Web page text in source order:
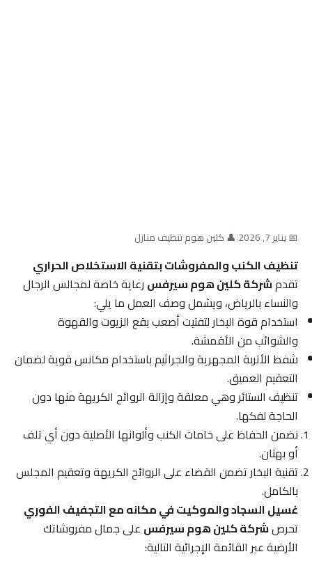
📅 يناير 7, 2026 |👤 كلين هوم تنظيف منازل
تنظيف الكنب والمفروشات بتقنية الاستخلاص الحراري
تقدمشركة كلين هوم سيرفسرعاية خاصة لمجالس الرجال
والنساء بالرياض، ويشمل وصف العمل ما يلي:
استخدام قوة البخار لتفتيت أصعب بقع الزيوت والقهوة
والشوائب من الأقمشة.
شفط الأتربة المجهرية والجراثيم باستخدام مكانس قوية لضمان
التعقيم العميق.
تنظيف الستائر وهي معلقة وإزالة الروائح الكريهة منها دون
الحاجة لفكها.
نضمن الحفاظ على خامات الكنب وألوانها الأصلية دون أي تلف
أو بهتان.
تقنية البخار تضمن القضاء على الروائح الكريهة وتعقيم المجلس
بالكامل.
غسيل السجاد والموكيت في مكانه مع التجفيف الفوري
تحرصشركة كلين هوم سيرفسعلى جمال مفروشاتك
الأرضية عبر القائمة الإجرائية التالية: